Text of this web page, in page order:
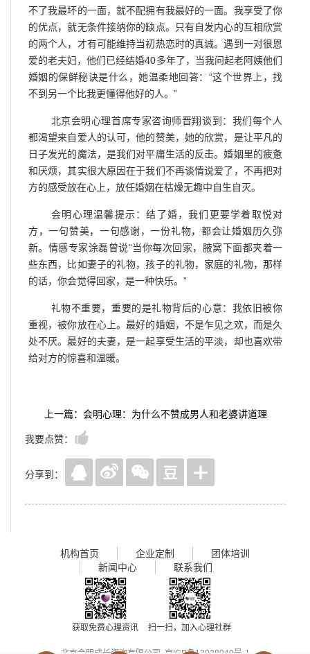
不了我最坏的一面，就不配拥有我最好的一面。我享受了你
的优点，就无条件接纳你的缺点。只有自发内心的互相欣赏
的两个人，才有可能维持当初热恋时的真诚。遇到一对很恩
爱的老夫妇，他们已经结婚40多年了，当我问起老阿姨他们
婚姻的保鲜秘诀是什么，她温柔地回答：“这个世界上，找
不到另一个比我更懂得他好的人。”
北京会明心理首席专家咨询师晋翔谈到：我们每个人
都渴望来自爱人的认可，他的赞美，她的欣赏，是让平凡的
日子发光的魔法，是我们对平庸生活的反击。婚姻里的疲惫
和厌烦，其实很大原因在于我们不再谈情说爱了，不再把对
方的感受放在心上，放任婚姻在枯燥无趣中自生自灭。
会明心理温馨提示：结了婚，我们更要学着取悦对
方，一句赞美，一句感谢，一份礼物，都会让婚姻历久弥
新。情感专家涂磊曾说“当你每次回家，腋窝下面都夹着一
些东西，比如妻子的礼物，孩子的礼物，家庭的礼物，那样
的话，你会觉得回家，是一种快乐。”
礼物不重要，重要的是礼物背后的心意：我依旧被你
重视，被你放在心上。最好的婚姻，不是乍见之欢，而是久
处不厌。最好的夫妻，是一起享受生活的平淡，却也喜欢带
给对方的惊喜和温暖。
上一篇：会明心理：为什么不赞成男人和老婆讲道理
我要点赞：
分享到：
机构首页 企业定制
团体培训
新闻中心
联系我们
获取免费心理资讯 扫一扫，加入心理社群